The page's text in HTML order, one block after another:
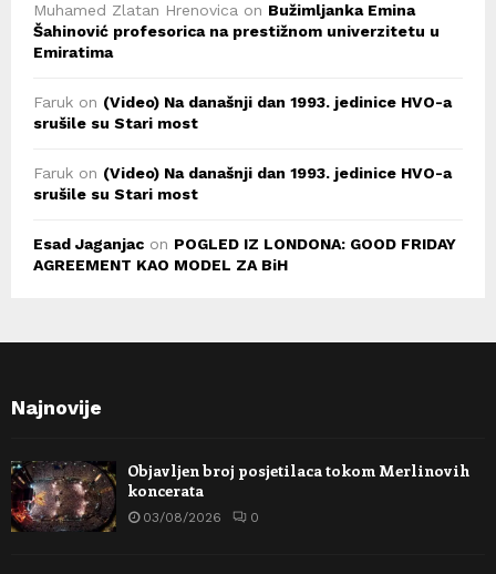
Muhamed Zlatan Hrenovica on Bužimljanka Emina
Šahinović profesorica na prestižnom univerzitetu u
Emiratima
Faruk on (Video) Na današnji dan 1993. jedinice HVO-a
srušile su Stari most
Faruk on (Video) Na današnji dan 1993. jedinice HVO-a
srušile su Stari most
Esad Jaganjac on POGLED IZ LONDONA: GOOD FRIDAY
AGREEMENT KAO MODEL ZA BiH
Najnovije
Objavljen broj posjetilaca tokom Merlinovih
koncerata
03/08/2026 0